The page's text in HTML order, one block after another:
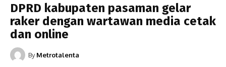
DPRD kabupaten pasaman gelar
raker dengan wartawan media cetak
dan online
By Metrotalenta